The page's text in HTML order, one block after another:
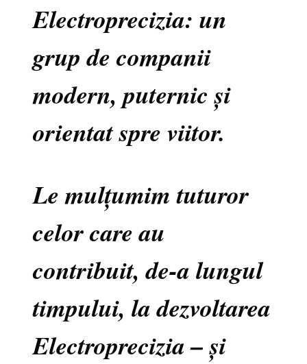
Electroprecizia: un
grup de companii
modern, puternic și
orientat spre viitor.
Le mulțumim tuturor
celor care au
contribuit, de-a lungul
timpului, la dezvoltarea
Electroprecizia – și